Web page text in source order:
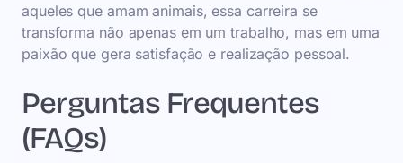
aqueles que amam animais, essa carreira se
transforma não apenas em um trabalho, mas em uma
paixão que gera satisfação e realização pessoal.
Perguntas Frequentes
(FAQs)